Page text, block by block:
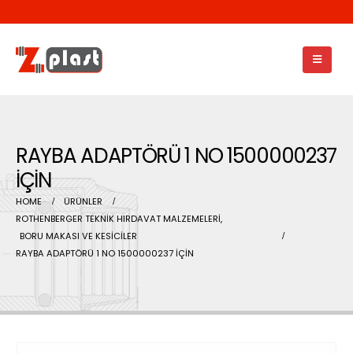
RAYBA ADAPTÖRÜ 1 NO 1500000237
İÇİN
HOME
ÜRÜNLER
ROTHENBERGER TEKNİK HIRDAVAT MALZEMELERİ,
BORU MAKASI VE KESİCİLER
RAYBA ADAPTÖRÜ 1 NO 1500000237 İÇİN